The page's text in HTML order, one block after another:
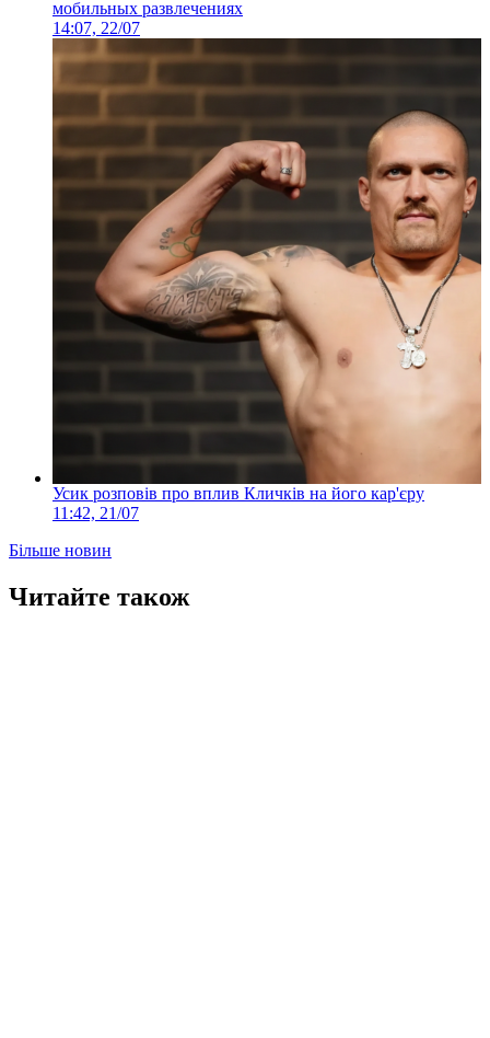
мобильных развлечениях
14:07, 22/07
Усик розповів про вплив Кличків на його кар'єру
11:42, 21/07
Більше новин
Читайте також